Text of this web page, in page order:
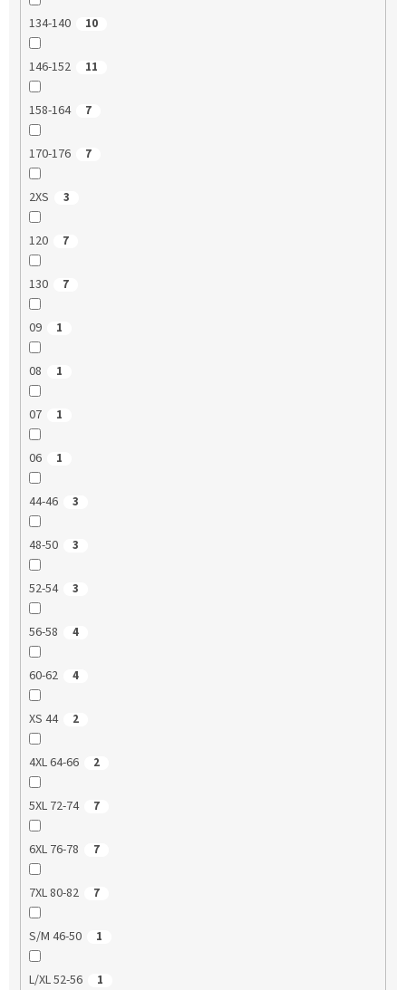
134-140 10
146-152 11
158-164 7
170-176 7
2XS 3
120 7
130 7
09 1
08 1
07 1
06 1
44-46 3
48-50 3
52-54 3
56-58 4
60-62 4
XS 44 2
4XL 64-66 2
5XL 72-74 7
6XL 76-78 7
7XL 80-82 7
S/M 46-50 1
L/XL 52-56 1